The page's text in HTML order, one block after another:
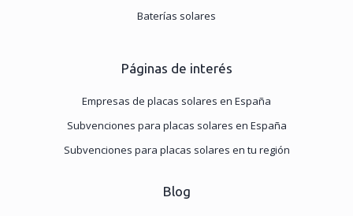
Baterías solares
Páginas de interés
Empresas de placas solares en España
Subvenciones para placas solares en España
Subvenciones para placas solares en tu región
Blog